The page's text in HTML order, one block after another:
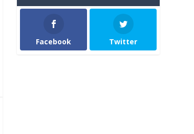
Facebook Twitter